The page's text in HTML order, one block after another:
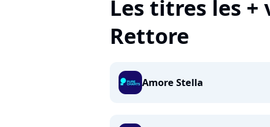
Les titres les +
Rettore
Amore Stella